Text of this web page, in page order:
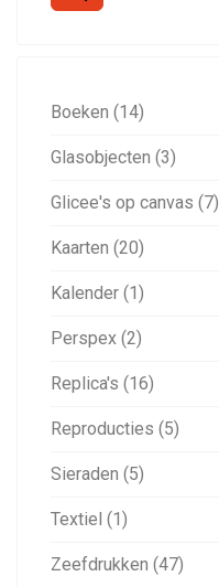
Boeken (14)
Glasobjecten (3)
Glicee's op canvas (7)
Kaarten (20)
Kalender (1)
Perspex (2)
Replica's (16)
Reproducties (5)
Sieraden (5)
Textiel (1)
Zeefdrukken (47)